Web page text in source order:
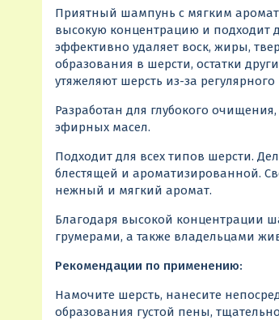
Приятный шампунь с мягким
высокую концентрацию и подходит
эффективно удаляет воск, жиры,
образования в шерсти, остатки
утяжеляют шерсть из-за
Разработан для глубокого
эфирных масел.
Подходит для всех типов шерсти.
блестящей и ароматизированной.
нежный и мягкий аромат.
Благодаря высокой концентрации
грумерами, а также владельцами
Рекомендации по применению:
Намочите шерсть, нанесите
образования густой пены,